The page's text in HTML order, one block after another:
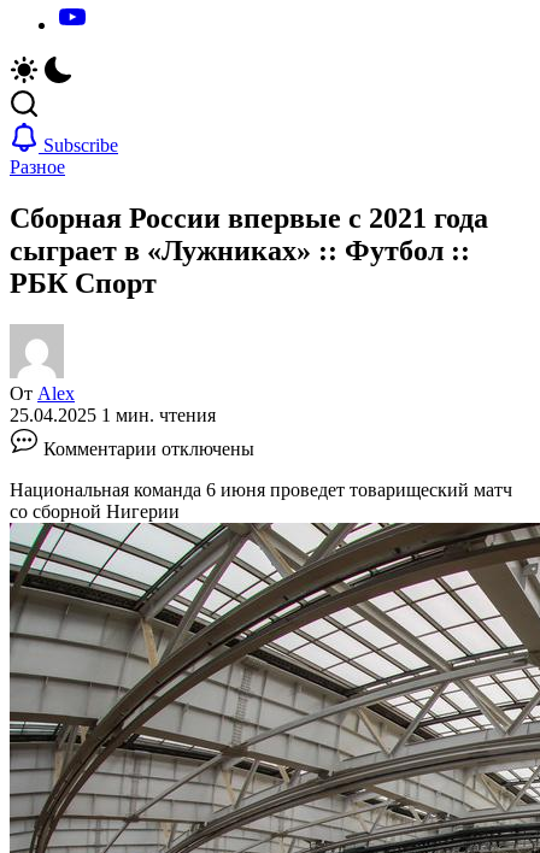
https://youtube.com/
Subscribe
Разное
Сборная России впервые с 2021 года
сыграет в «Лужниках» :: Футбол ::
РБК Спорт
От Alex
25.04.2025 1 мин. чтения
Комментарии записи
Сборная
России
впервые
2021
года
сыграет
в
«Лужниках»
::
Футбол
::
РБК
Спорт
отключены
Национальная команда 6 июня проведет товарищеский матч
со сборной Нигерии